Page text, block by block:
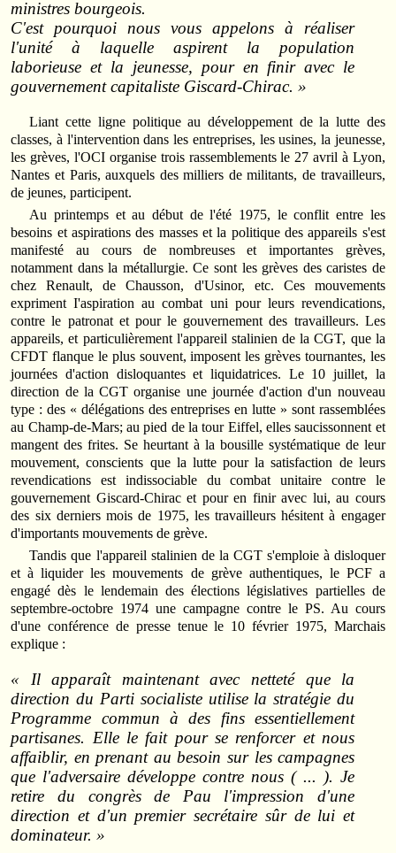
ministres bourgeois.
C'est pourquoi nous vous appelons à réaliser
l'unité à laquelle aspirent la population
laborieuse et la jeunesse, pour en finir avec le
gouvernement capitaliste Giscard‑Chirac. »
Liant cette ligne politique au développement de la lutte des
classes, à l'intervention dans les entreprises, les usines, la jeunesse,
les grèves, l'OCI organise trois rassemblements le 27 avril à Lyon,
Nantes et Paris, auxquels des milliers de militants, de travailleurs,
de jeunes, participent.
Au printemps et au début de l'été 1975, le conflit entre les
besoins et aspirations des masses et la politique des appareils s'est
manifesté au cours de nombreuses et importantes grèves,
notamment dans la métallurgie. Ce sont les grèves des caristes de
chez Renault, de Chausson, d'Usinor, etc. Ces mouvements
expriment I'aspiration au combat uni pour leurs revendications,
contre le patronat et pour le gouvernement des travailleurs. Les
appareils, et particulièrement l'appareil stalinien de la CGT, que la
CFDT flanque le plus souvent, imposent les grèves tournantes, les
journées d'action disloquantes et liquidatrices. Le 10 juillet, la
direction de la CGT organise une journée d'action d'un nouveau
type : des « délégations des entreprises en lutte » sont rassemblées
au Champ‑de‑Mars; au pied de la tour Eiffel, elles saucissonnent et
mangent des frites. Se heurtant à la bousille systématique de leur
mouvement, conscients que la lutte pour la satisfaction de leurs
revendications est indissociable du combat unitaire contre le
gouvernement Giscard‑Chirac et pour en finir avec lui, au cours
des six derniers mois de 1975, les travailleurs hésitent à engager
d'importants mouvements de grève.
Tandis que l'appareil stalinien de la CGT s'emploie à disloquer
et à liquider les mouvements de grève authentiques, le PCF a
engagé dès le lendemain des élections législatives partielles de
septembre‑octobre 1974 une campagne contre le PS. Au cours
d'une conférence de presse tenue le 10 février 1975, Marchais
explique :
« Il apparaît maintenant avec netteté que la
direction du Parti socialiste utilise la stratégie du
Programme commun à des fins essentiellement
partisanes. Elle le fait pour se renforcer et nous
affaiblir, en prenant au besoin sur les campagnes
que l'adversaire développe contre nous ( ... ). Je
retire du congrès de Pau l'impression d'une
direction et d'un premier secrétaire sûr de lui et
dominateur. »